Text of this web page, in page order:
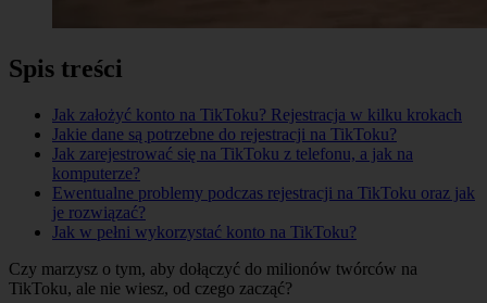
Spis treści
Jak założyć konto na TikToku? Rejestracja w kilku krokach
Jakie dane są potrzebne do rejestracji na TikToku?
Jak zarejestrować się na TikToku z telefonu, a jak na
komputerze?
Ewentualne problemy podczas rejestracji na TikToku oraz jak
je rozwiązać?
Jak w pełni wykorzystać konto na TikToku?
Czy marzysz o tym, aby dołączyć do milionów twórców na
TikToku, ale nie wiesz, od czego zacząć?